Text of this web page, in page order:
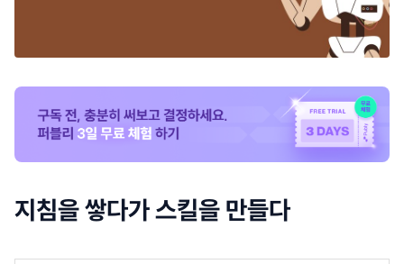
지침을 쌓다가 스킬을 만들다